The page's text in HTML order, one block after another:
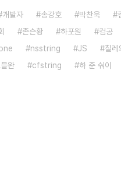
개발자 송강호 박찬욱
존슨황 하포원 컴공
nsstring JS 칠레
완 cfstring 하 준 숴이